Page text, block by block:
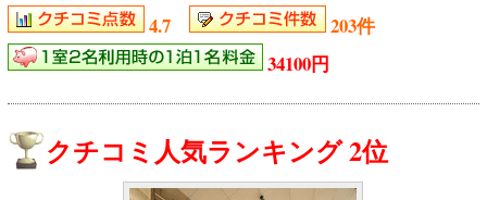
4.7
203件
34100円
クチコミ人気ランキング 2位